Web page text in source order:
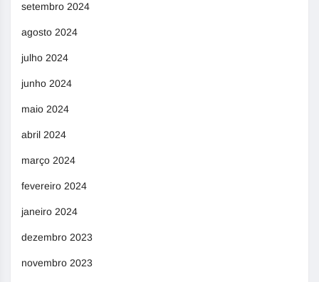
setembro 2024
agosto 2024
julho 2024
junho 2024
maio 2024
abril 2024
março 2024
fevereiro 2024
janeiro 2024
dezembro 2023
novembro 2023